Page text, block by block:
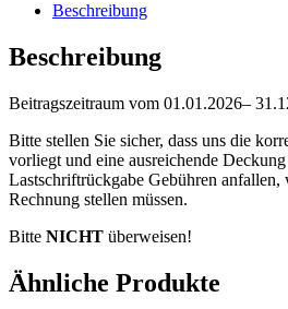
Beschreibung
Beschreibung
Beitragszeitraum vom 01.01.2026–
Bitte stellen Sie sicher, dass uns die
vorliegt und eine ausreichende
Lastschriftrückgabe Gebühren
Rechnung stellen müssen.
Bitte NICHT überweisen!
Ähnliche Produkte